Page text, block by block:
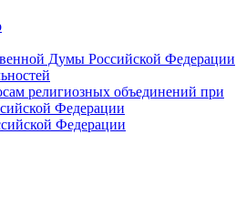
Думы Российской Федерации
религиозных объединений при
Федерации
Федерации